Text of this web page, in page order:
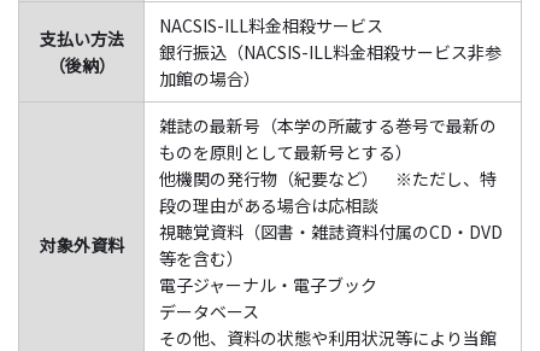
支払い方法
（後納）
NACSIS-ILL料金相殺サービス
銀行振込（NACSIS-ILL料金相殺サービス非参
加館の場合）
対象外資料
雑誌の最新号（本学の所蔵する巻号で最新の
ものを原則として最新号とする）
他機関の発行物（紀要など） ※ただし、特
段の理由がある場合は応相談
視聴覚資料（図書・雑誌資料付属のCD・DVD
等を含む）
電子ジャーナル・電子ブック
データベース
その他、資料の状態や利用状況等により当館